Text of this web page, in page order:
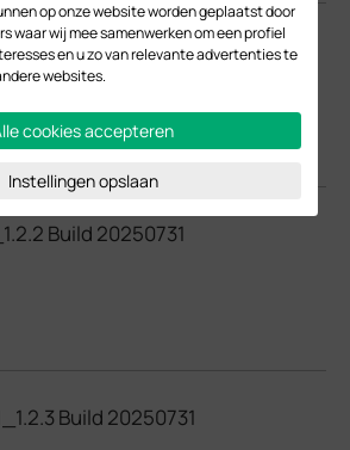
Build 20250731
Build 20250731
Build 20250731
op onze website worden geplaatst door
waar wij mee samenwerken om een profiel
en u zo van relevante advertenties te
websites.
cookies accepteren
Instellingen opslaan